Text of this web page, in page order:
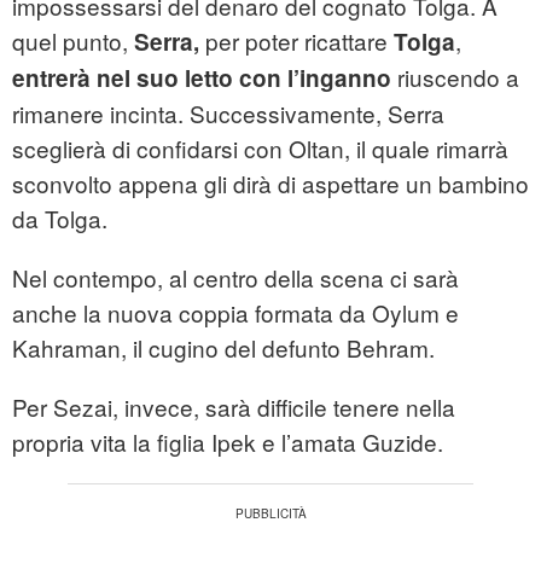
quel punto, Serra, per poter ricattare Tolga,
entrerà nel suo letto con l’inganno riuscendo a
rimanere incinta. Successivamente, Serra
sceglierà di confidarsi con Oltan, il quale rimarrà
sconvolto appena gli dirà di aspettare un bambino
da Tolga.
Nel contempo, al centro della scena ci sarà
anche la nuova coppia formata da Oylum e
Kahraman, il cugino del defunto Behram.
Per Sezai, invece, sarà difficile tenere nella
propria vita la figlia Ipek e l’amata Guzide.